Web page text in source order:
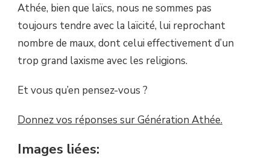
Athée, bien que laïcs, nous ne sommes pas
toujours tendre avec la laïcité, lui reprochant
nombre de maux, dont celui effectivement d’un
trop grand laxisme avec les religions.
Et vous qu’en pensez-vous ?
Donnez vos réponses sur Génération Athée.
Images liées: